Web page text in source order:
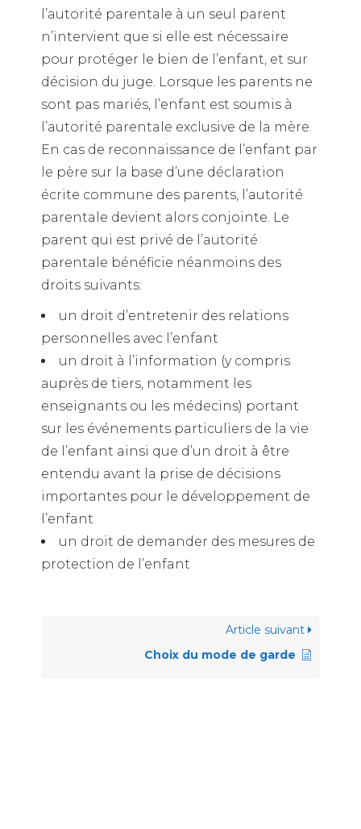
l’autorité parentale à un seul parent
n’intervient que si elle est nécessaire
pour protéger le bien de l’enfant, et sur
décision du juge. Lorsque les parents ne
sont pas mariés, l’enfant est soumis à
l’autorité parentale exclusive de la mère.
En cas de reconnaissance de l’enfant par
le père sur la base d’une déclaration
écrite commune des parents, l’autorité
parentale devient alors conjointe. Le
parent qui est privé de l’autorité
parentale bénéficie néanmoins des
droits suivants:
un droit d’entretenir des relations
personnelles avec l’enfant
un droit à l’information (y compris
auprès de tiers, notamment les
enseignants ou les médecins) portant
sur les événements particuliers de la vie
de l’enfant ainsi que d’un droit à être
entendu avant la prise de décisions
importantes pour le développement de
l’enfant
un droit de demander des mesures de
protection de l’enfant
Article suivant
Choix du mode de garde